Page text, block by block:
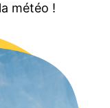
météo !